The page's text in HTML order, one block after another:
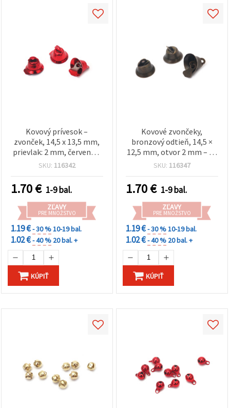
Kovový prívesok –
zvonček, 14,5 x 13,5 mm,
prievlak: 2 mm, červená –
10 ks
SKU: 116342
1.70€ 1-9 bal.
ZĽAVY
PRE MNOŽSTVO
1.19 €- 30 %10-19 bal.
1.02 €- 40 % 20 bal. +
KÚPIŤ
Kovové zvončeky,
bronzový odtieň, 14,5 ×
12,5 mm, otvor 2 mm – 10
ks
SKU: 116347
1.70€ 1-9 bal.
ZĽAVY
PRE MNOŽSTVO
1.19 €- 30 %10-19 bal.
1.02 €- 40 % 20 bal. +
KÚPIŤ